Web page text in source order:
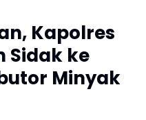
Kapolres
Sidak ke
Minyak